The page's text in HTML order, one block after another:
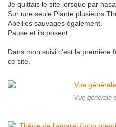
Je quittais le site lorsque par
Sur une seule Plante plusieurs
Abeilles sauvages également.
Pause et ils posent.
Dans mon suivi c'est la première
ce site.
Vue générale